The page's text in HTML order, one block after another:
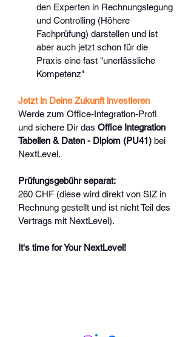
den Experten in Rechnungslegung
und Controlling (Höhere
Fachprüfung) darstellen und ist
aber auch jetzt schon für die
Praxis eine fast "unerlässliche
Kompetenz"
Jetzt in Deine Zukunft investieren
Werde zum Office-Integration-Profi
und sichere Dir das Office Integration
Tabellen & Daten - Diplom (PU41) bei
NextLevel.
Prüfungsgebühr separat:
260 CHF (diese wird direkt von SIZ in
Rechnung gestellt und ist nicht Teil des
Vertrags mit NextLevel).
It's time for Your NextLevel!